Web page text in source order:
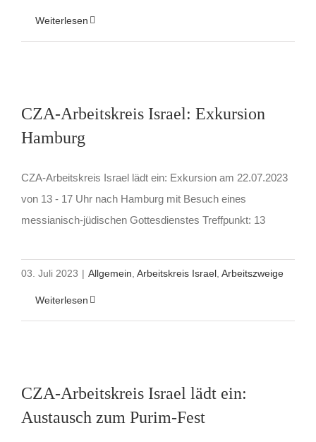
Weiterlesen
CZA-Arbeitskreis Israel: Exkursion
Hamburg
CZA-Arbeitskreis Israel lädt ein: Exkursion am 22.07.2023
von 13 - 17 Uhr nach Hamburg mit Besuch eines
messianisch-jüdischen Gottesdienstes Treffpunkt: 13
03. Juli 2023 | Allgemein Arbeitskreis Israel Arbeitszweige
Weiterlesen
CZA-Arbeitskreis Israel lädt ein:
Austausch zum Purim-Fest